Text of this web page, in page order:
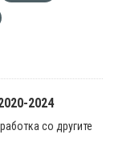
2024
со другите